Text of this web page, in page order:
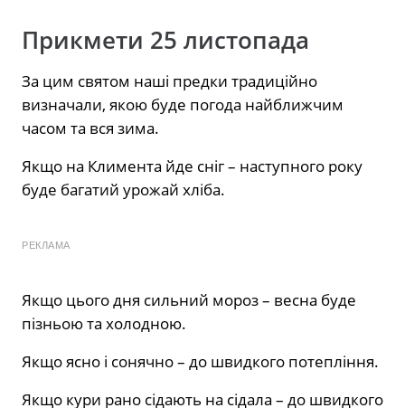
Прикмети 25 листопада
За цим святом наші предки традиційно
визначали, якою буде погода найближчим
часом та вся зима.
Якщо на Климента йде сніг – наступного року
буде багатий урожай хліба.
РЕКЛАМА
Якщо цього дня сильний мороз – весна буде
пізньою та холодною.
Якщо ясно і сонячно – до швидкого потепління.
Якщо кури рано сідають на сідала – до швидкого